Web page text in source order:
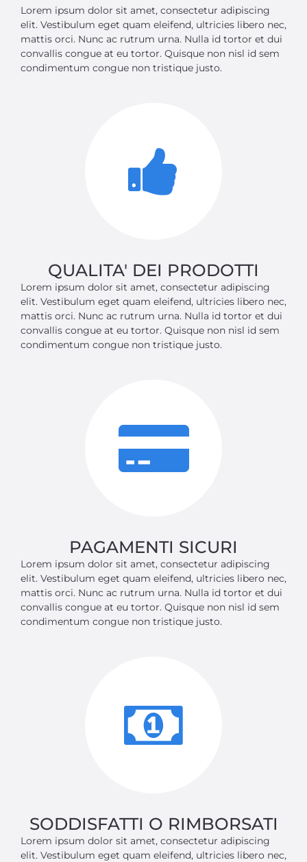
Lorem ipsum dolor sit amet, consectetur adipiscing
elit. Vestibulum eget quam eleifend, ultricies libero nec,
mattis orci. Nunc ac rutrum urna. Nulla id tortor et dui
convallis congue at eu tortor. Quisque non nisl id sem
condimentum congue non tristique justo.
QUALITA' DEI PRODOTTI
Lorem ipsum dolor sit amet, consectetur adipiscing
elit. Vestibulum eget quam eleifend, ultricies libero nec,
mattis orci. Nunc ac rutrum urna. Nulla id tortor et dui
convallis congue at eu tortor. Quisque non nisl id sem
condimentum congue non tristique justo.
PAGAMENTI SICURI
Lorem ipsum dolor sit amet, consectetur adipiscing
elit. Vestibulum eget quam eleifend, ultricies libero nec,
mattis orci. Nunc ac rutrum urna. Nulla id tortor et dui
convallis congue at eu tortor. Quisque non nisl id sem
condimentum congue non tristique justo.
SODDISFATTI O RIMBORSATI
Lorem ipsum dolor sit amet, consectetur adipiscing
elit. Vestibulum eget quam eleifend, ultricies libero nec,